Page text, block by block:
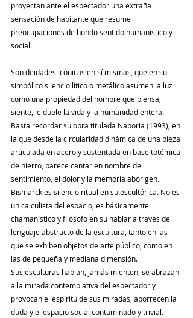
proyectan ante el espectador una extraña
sensación de habitante que resume
preocupaciones de hondo sentido humanístico y
social.
Son deidades icónicas en sí mismas, que en su
simbólico silencio lítico o metálico asumen la luz
como una propiedad del hombre que piensa,
siente, le duele la vida y la humanidad entera.
Basta recordar su obra titulada Naboria (1993), en
la que desde la circularidad dinámica de una pieza
articulada en acero y sustentada en base totémica
de hierro, parece cantar en nombre del
sentimiento, el dolor y la memoria aborigen.
Bismarck es silencio ritual en su escultórica. No es
un calculista del espacio, es básicamente
chamanístico y filósofo en su hablar a través del
lenguaje abstracto de la escultura, tanto en las
que se exhiben objetos de arte público, como en
las de pequeña y mediana dimensión.
Sus esculturas hablan, jamás mienten, se abrazan
a la mirada contemplativa del espectador y
provocan el espíritu de sus miradas, aborrecen la
duda y el espacio social contaminado y trivial.